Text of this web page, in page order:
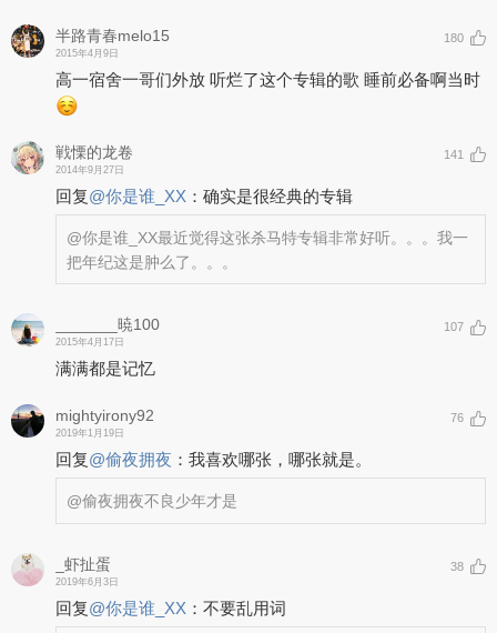
半路青春melo15
2015年4月9日
180
高一宿舍一哥们外放 听烂了这个专辑的歌 睡前必备啊当时
戦慄的龙卷
2014年9月27日
141
回复@你是谁_XX ： 确实是很经典的专辑
@你是谁_XX最近觉得这张杀马特专辑非常好听。。。我一
把年纪这是肿么了。。。
_______暁100
2015年4月17日
107
满满都是记忆
mightyirony92
2019年1月19日
76
回复@偷夜拥夜 ： 我喜欢哪张，哪张就是。
@偷夜拥夜不良少年才是
_虾扯蛋
2019年6月3日
38
回复@你是谁_XX ： 不要乱用词